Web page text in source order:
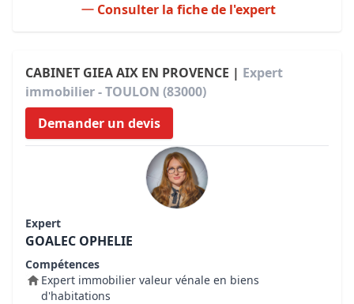
Consulter la fiche de l'expert
CABINET GIEA AIX EN PROVENCE | Expert
immobilier - TOULON (83000)
Demander un devis
Expert
GOALEC OPHELIE
Compétences
Expert immobilier valeur vénale en biens
d'habitations